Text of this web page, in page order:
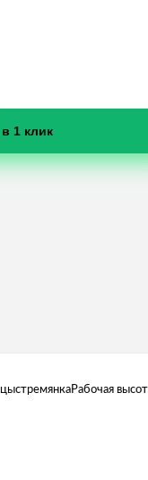
1 клик